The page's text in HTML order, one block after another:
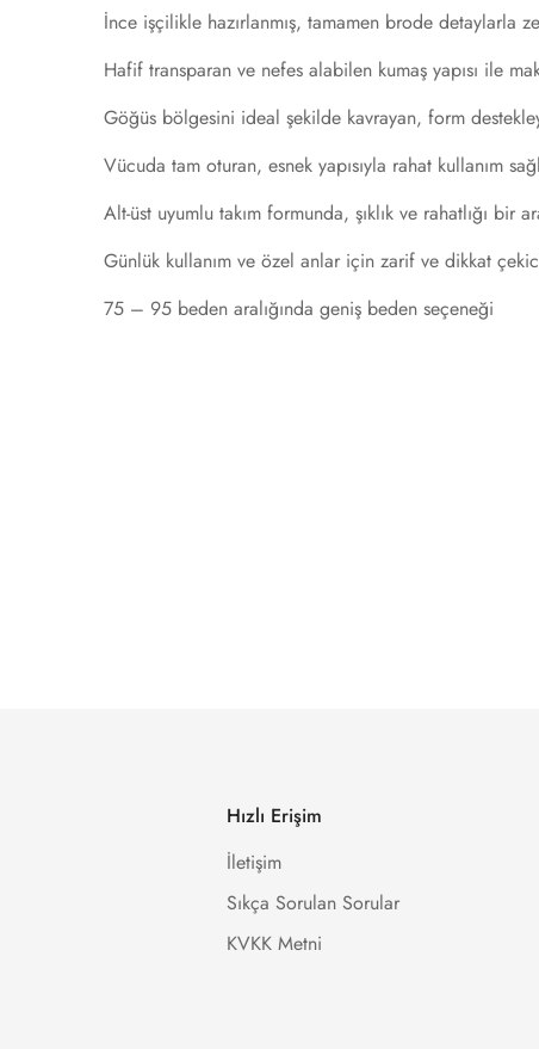
İnce işçilikle hazırlanmış, tamamen brode detaylarla
Hafif transparan ve nefes alabilen kumaş yapısı ile
Göğüs bölgesini ideal şekilde kavrayan, form
Vücuda tam oturan, esnek yapısıyla rahat kullanım
Alt-üst uyumlu takım formunda, şıklık ve rahatlığı bir
Günlük kullanım ve özel anlar için zarif ve dikkat
75 – 95 beden aralığında geniş beden seçeneği
Hızlı Erişim
İletişim
Sıkça Sorulan Sorular
KVKK Metni